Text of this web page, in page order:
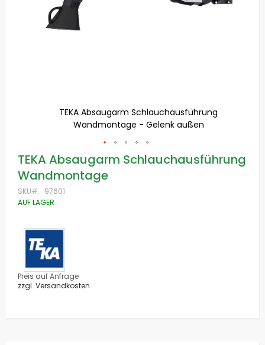
TEKA Absaugarm Schlauchausführung
Wandmontage - Gelenk außen
Zum
Anfang
der
springen
TEKA Absaugarm Schlauchausführung
Wandmontage
SKU
97601
AUF LAGER
Preis auf Anfrage
zzgl. Versandkosten